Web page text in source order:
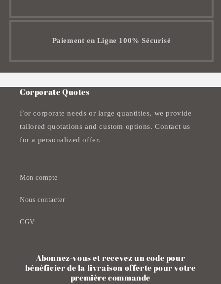
SERVICE CLIENT +212 6 00 01 71 44
Corporate Quotes
for a personalized offer.
Mon compte
CGV